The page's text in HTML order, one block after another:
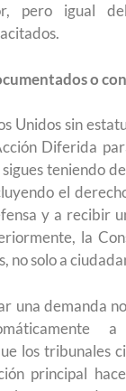
pero igual
o
Unidos sin
Diferida
teniendo
el
y a recibir
la
no solo a
una demanda
los tribunales
principal